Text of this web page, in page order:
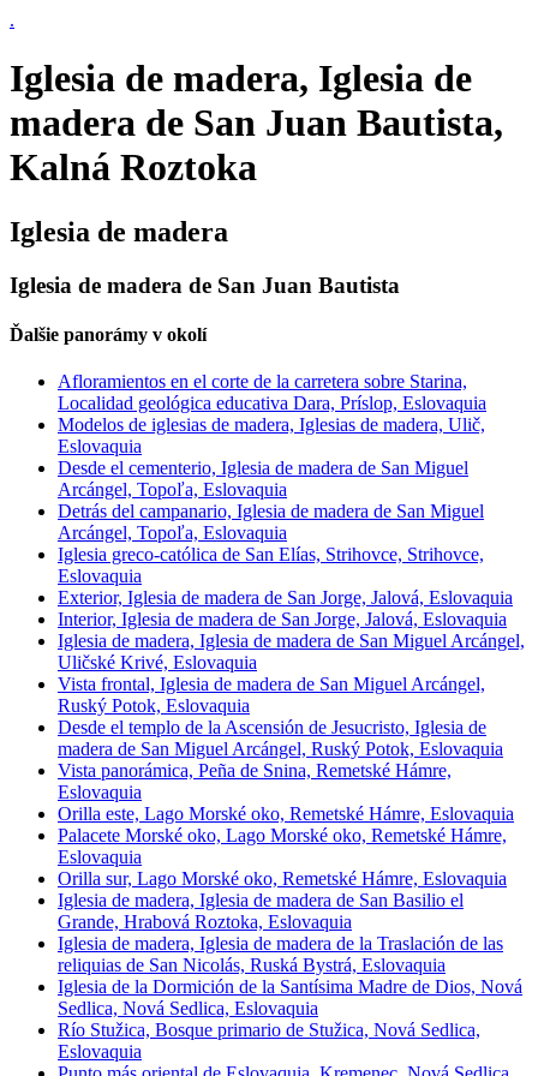
.
Iglesia de madera, Iglesia de
madera de San Juan Bautista,
Kalná Roztoka
Iglesia de madera
Iglesia de madera de San Juan Bautista
Ďalšie panorámy v okolí
Afloramientos en el corte de la carretera sobre Starina,
Localidad geológica educativa Dara, Príslop, Eslovaquia
Modelos de iglesias de madera, Iglesias de madera, Ulič,
Eslovaquia
Desde el cementerio, Iglesia de madera de San Miguel
Arcángel, Topoľa, Eslovaquia
Detrás del campanario, Iglesia de madera de San Miguel
Arcángel, Topoľa, Eslovaquia
Iglesia greco-católica de San Elías, Strihovce, Strihovce,
Eslovaquia
Exterior, Iglesia de madera de San Jorge, Jalová, Eslovaquia
Interior, Iglesia de madera de San Jorge, Jalová, Eslovaquia
Iglesia de madera, Iglesia de madera de San Miguel Arcángel,
Uličské Krivé, Eslovaquia
Vista frontal, Iglesia de madera de San Miguel Arcángel,
Ruský Potok, Eslovaquia
Desde el templo de la Ascensión de Jesucristo, Iglesia de
madera de San Miguel Arcángel, Ruský Potok, Eslovaquia
Vista panorámica, Peña de Snina, Remetské Hámre,
Eslovaquia
Orilla este, Lago Morské oko, Remetské Hámre, Eslovaquia
Palacete Morské oko, Lago Morské oko, Remetské Hámre,
Eslovaquia
Orilla sur, Lago Morské oko, Remetské Hámre, Eslovaquia
Iglesia de madera, Iglesia de madera de San Basilio el
Grande, Hrabová Roztoka, Eslovaquia
Iglesia de madera, Iglesia de madera de la Traslación de las
reliquias de San Nicolás, Ruská Bystrá, Eslovaquia
Iglesia de la Dormición de la Santísima Madre de Dios, Nová
Sedlica, Nová Sedlica, Eslovaquia
Río Stužica, Bosque primario de Stužica, Nová Sedlica,
Eslovaquia